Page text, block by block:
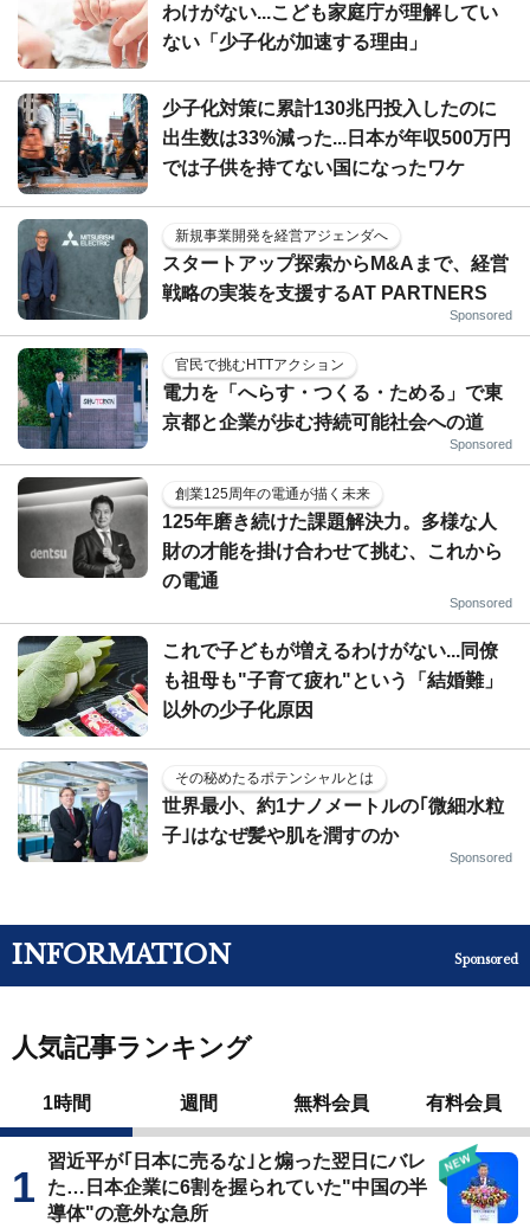
わけがない...こども家庭庁が理解してい
ない「少子化が加速する理由」
少子化対策に累計130兆円投入したのに
出生数は33%減った...日本が年収500万円
では子供を持てない国になったワケ
新規事業開発を経営アジェンダへ
スタートアップ探索からM&Aまで、経営
戦略の実装を支援するAT PARTNERS
Sponsored
官民で挑むHTTアクション
電力を「へらす・つくる・ためる」で東
京都と企業が歩む持続可能社会への道
Sponsored
創業125周年の電通が描く未来
125年磨き続けた課題解決力。多様な人
財の才能を掛け合わせて挑む、これから
の電通
Sponsored
これで子どもが増えるわけがない...同僚
も祖母も"子育て疲れ"という「結婚難」
以外の少子化原因
その秘めたるポテンシャルとは
世界最小、約1ナノメートルの｢微細水粒
子｣はなぜ髪や肌を潤すのか
Sponsored
INFORMATION Sponsored
人気記事ランキング
1時間 週間 無料会員 有料会員
習近平が｢日本に売るな｣と煽った翌日にバレ
た…日本企業に6割を握られていた"中国の半
導体"の意外な急所